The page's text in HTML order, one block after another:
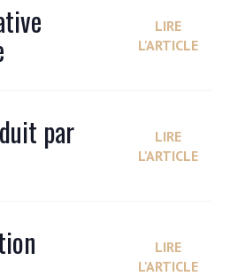
LIRE
L'ARTICLE
par
LIRE
L'ARTICLE
LIRE
L'ARTICLE